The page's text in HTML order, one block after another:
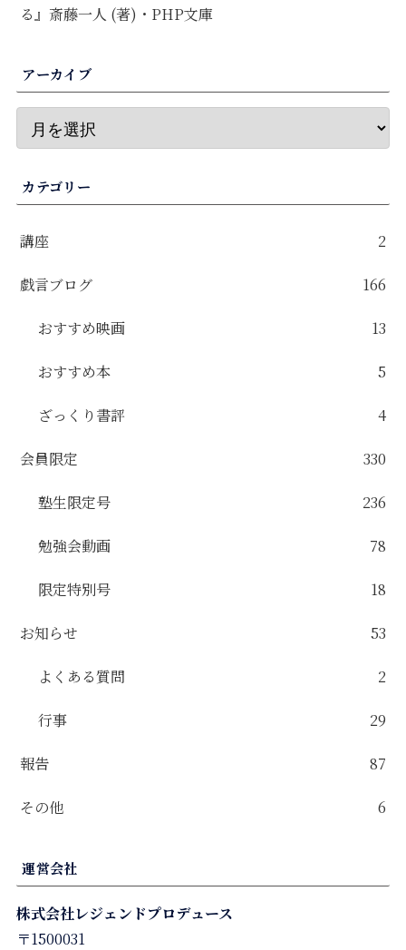
る』斎藤一人 (著)・PHP文庫
アーカイブ
カテゴリー
講座 2
戯言ブログ 166
おすすめ映画 13
おすすめ本 5
ざっくり書評 4
会員限定 330
塾生限定号 236
勉強会動画 78
限定特別号 18
お知らせ 53
よくある質問 2
行事 29
報告 87
その他 6
運営会社
株式会社レジェンドプロデュース
〒1500031